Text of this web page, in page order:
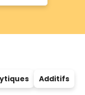
Additifs